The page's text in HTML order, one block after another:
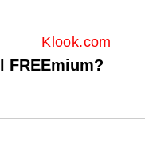
Klook.com
FREEmium?